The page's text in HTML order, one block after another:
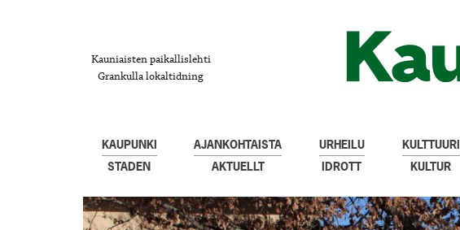
Kauniaisten paikallislehti
Grankulla lokaltidning
KAUPUNKI
STADEN
AJANKOHTAISTA
AKTUELLT
URHEILU
IDROTT
KULTTUURI
KULTUR